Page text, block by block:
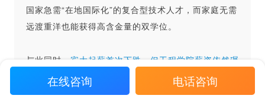
国家急需“在地国际化”的复合型技术人才，而家庭无需
远渡重洋也能获得高含金量的双学位。
与此同时， 宾大起薪首次下跌，但工程学院薪资依然碾
压沃顿，这再次印证：硬核STEM技能在就业市场上的
抗周期能力，正在超越传统的商科光环。
在线咨询 电话咨询